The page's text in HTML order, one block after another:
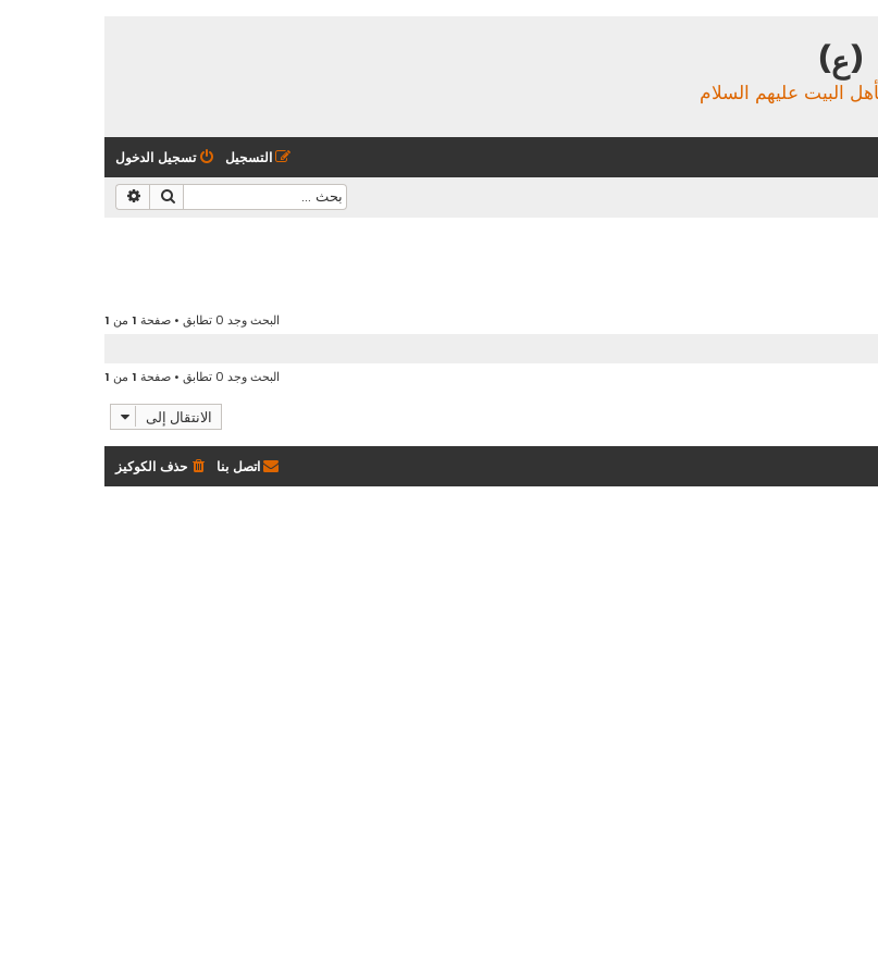
(ع)
البيت عليهم السلام
تسجيل الدخول التسجيل
بحث
البحث وجد 0 تطابق • صفحة 1 من 1
البحث وجد 0 تطابق • صفحة
1 من 1
الانتقال إلى
حذف الكوكيز اتصل بنا